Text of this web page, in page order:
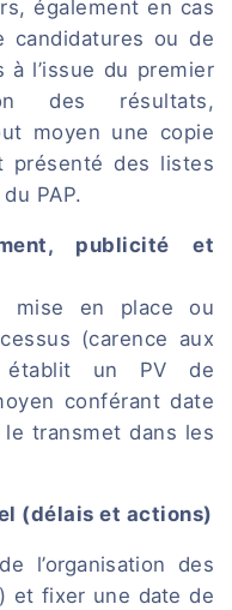
également en cas
candidatures ou de
l’issue du premier
des résultats,
moyen une copie
présenté des listes
PAP.
publicité et
mise en place ou
(carence aux
établit un PV de
conférant date
le transmet dans les
(délais et actions)
l’organisation des
et fixer une date de